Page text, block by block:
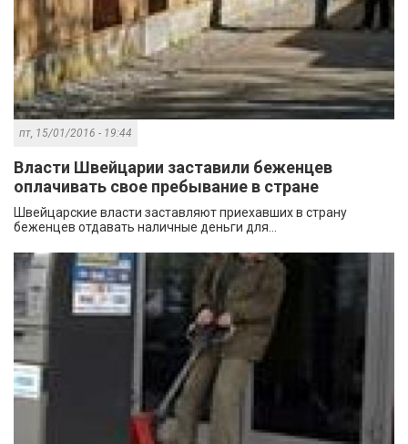
пт, 15/01/2016 - 19:44
Власти Швейцарии заставили беженцев
оплачивать свое пребывание в стране
Швейцарские власти заставляют приехавших в страну
беженцев отдавать наличные деньги для...